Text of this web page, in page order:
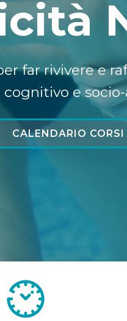
far rivivere e
e
CALENDARIO CORSI